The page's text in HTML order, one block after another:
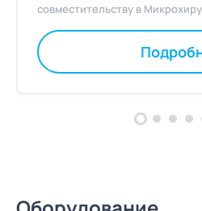
совместительству в